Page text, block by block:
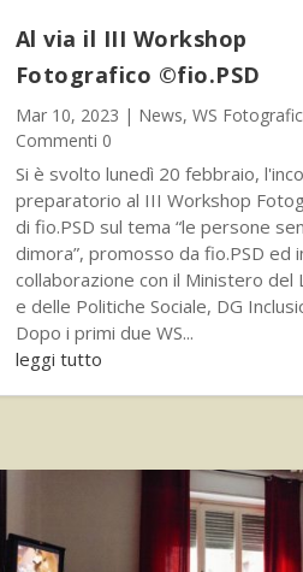
Al via il III Workshop
Fotografico ©fio.PSD
Mar 10, 2023 | News, WS
Commenti 0
Si è svolto lunedì 20 febbraio,
preparatorio al III Workshop
di fio.PSD sul tema “le persone
dimora”, promosso da fio.PSD ed
collaborazione con il Ministero del
e delle Politiche Sociale, DG
Dopo i primi due WS...
leggi tutto